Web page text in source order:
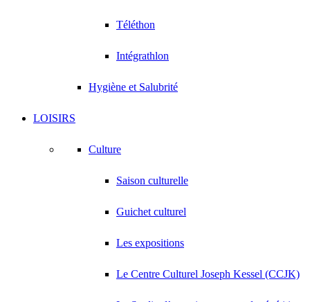
Téléthon
Intégrathlon
Hygiène et Salubrité
LOISIRS
Culture
Saison culturelle
Guichet culturel
Les expositions
Le Centre Culturel Joseph Kessel (CCJK)